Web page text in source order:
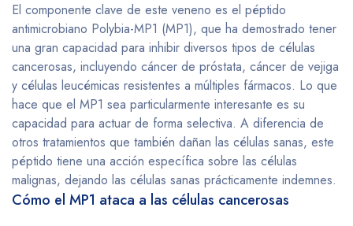
El componente clave de este veneno es el péptido
antimicrobiano Polybia-MP1 (MP1), que ha demostrado tener
una gran capacidad para inhibir diversos tipos de células
cancerosas, incluyendo cáncer de próstata, cáncer de vejiga
y células leucémicas resistentes a múltiples fármacos. Lo que
hace que el MP1 sea particularmente interesante es su
capacidad para actuar de forma selectiva. A diferencia de
otros tratamientos que también dañan las células sanas, este
péptido tiene una acción específica sobre las células
malignas, dejando las células sanas prácticamente indemnes.
Cómo el MP1 ataca a las células cancerosas